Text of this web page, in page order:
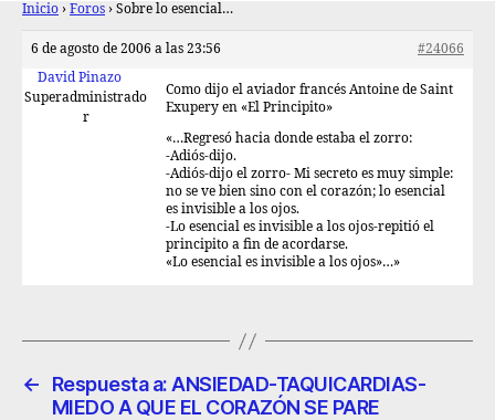
Inicio › Foros › Sobre lo esencial…
6 de agosto de 2006 a las 23:56
#24066
David Pinazo
Superadministrado
r
Como dijo el aviador francés Antoine de Saint
Exupery en «El Principito»
«…Regresó hacia donde estaba el zorro:
-Adiós-dijo.
-Adiós-dijo el zorro- Mi secreto es muy simple:
no se ve bien sino con el corazón; lo esencial
es invisible a los ojos.
-Lo esencial es invisible a los ojos-repitió el
principito a fin de acordarse.
«Lo esencial es invisible a los ojos»…»
←
Respuesta a: ANSIEDAD-TAQUICARDIAS-
MIEDO A QUE EL CORAZÓN SE PARE